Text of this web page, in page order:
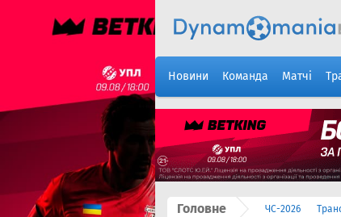
Новини Команда Матчі
Головне ЧС-2026